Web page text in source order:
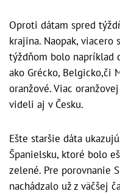
Oproti dátam spred
krajina. Naopak,
týždňom bolo napríklad
ako Grécko, Belgicko,či
oranžové. Viac
videli aj v Česku.
Ešte staršie dáta
Španielsku, ktoré bolo
zelené. Pre porovnanie
nachádzalo už z väčšej